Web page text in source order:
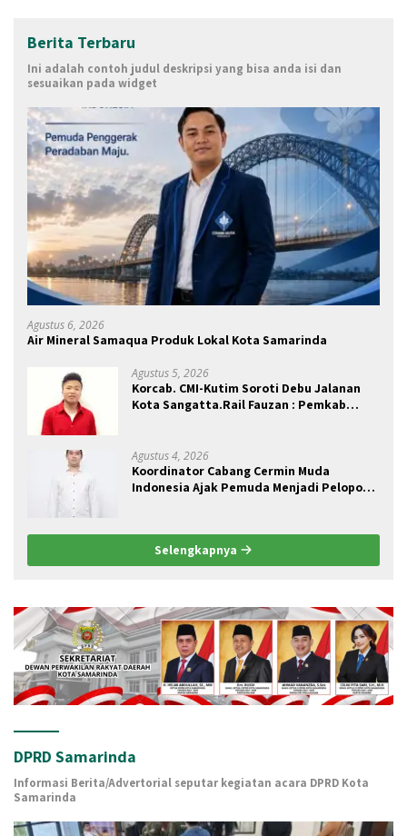
Berita Terbaru
Ini adalah contoh judul deskripsi yang bisa anda isi dan
sesuaikan pada widget
Agustus 6, 2026
Air Mineral Samaqua Produk Lokal Kota Samarinda
Agustus 5, 2026
Korcab. CMI-Kutim Soroti Debu Jalanan
Kota Sangatta.Rail Fauzan : Pemkab
Agustus 4, 2026
Koordinator Cabang Cermin Muda
Indonesia Ajak Pemuda Menjadi Pelopor
Selengkapnya
DPRD Samarinda
Informasi Berita/Advertorial seputar kegiatan acara DPRD Kota
Samarinda